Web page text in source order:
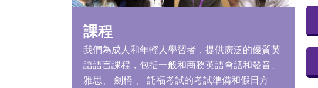
課程
我們為成人和年輕人學習者，提供廣泛的優質英
語語言課程，包括一般和商務英語會話和發音、
雅思、 劍橋 、 託福考試的考試準備和假日方